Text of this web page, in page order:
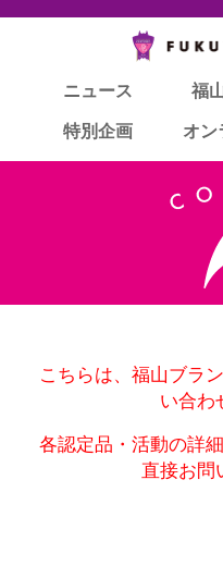
ニュース 福
特別企画 オン
ニュース 福
特別企画 オン
こちらは、福山ブラ
い合わ
各認定品・活動の詳
直接お問